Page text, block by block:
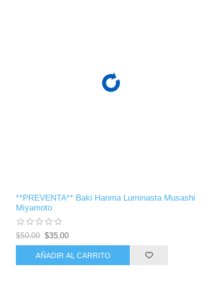
**PREVENTA** Baki Hanma Luminasta Musashi
Miyamoto
$50.00 $35.00
AÑADIR AL CARRITO